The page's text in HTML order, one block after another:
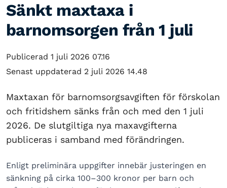
Sänkt maxtaxa i
barnomsorgen från 1 juli
Publicerad 1 juli 2026 07.16
Senast uppdaterad 2 juli 2026 14.48
Maxtaxan för barnomsorgsavgiften för förskolan
och fritidshem sänks från och med den 1 juli
2026. De slutgiltiga nya maxavgifterna
publiceras i samband med förändringen.
Enligt preliminära uppgifter innebär justeringen en
sänkning på cirka 100–300 kronor per barn och